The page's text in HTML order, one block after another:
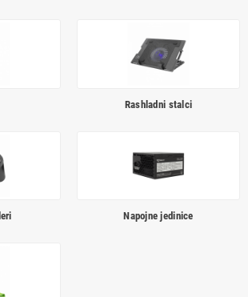
Rashladni stalci
Napojne jedinice